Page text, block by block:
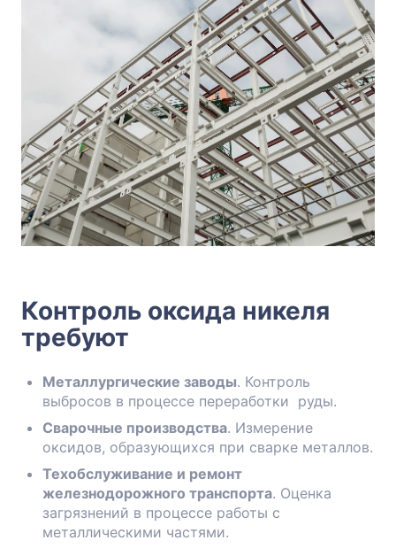
Контроль оксида никеля
требуют
Металлургические заводы. Контроль
выбросов в процессе переработки руды.
Сварочные производства. Измерение
оксидов, образующихся при сварке металлов.
Техобслуживание и ремонт
железнодорожного транспорта. Оценка
загрязнений в процессе работы с
металлическими частями.